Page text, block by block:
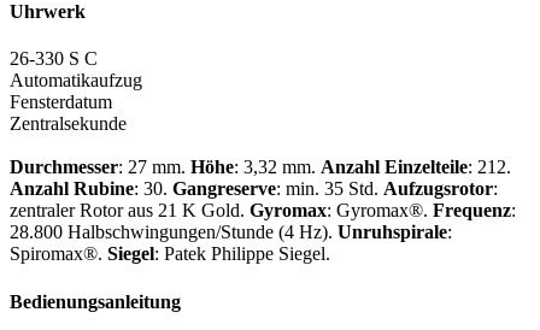
Uhrwerk
26-330 S C
Automatikaufzug
Fensterdatum
Zentralsekunde
Durchmesser: 27 mm. Höhe: 3,32 mm. Anzahl Einzelteile: 212.
Anzahl Rubine: 30. Gangreserve: min. 35 Std. Aufzugsrotor:
zentraler Rotor aus 21 K Gold. Gyromax: Gyromax®. Frequenz:
28.800 Halbschwingungen/Stunde (4 Hz). Unruhspirale:
Spiromax®. Siegel: Patek Philippe Siegel.
Bedienungsanleitung